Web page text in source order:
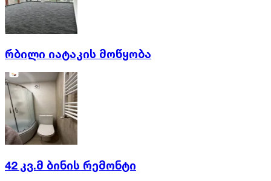
რბილი იატაკის მოწყობა
42 კვ.მ ბინის რემონტი